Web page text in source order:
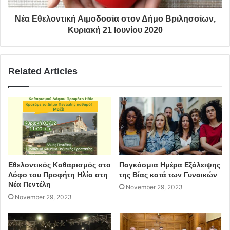
Για τις δηλώσεις του πρώην Δημαρχου Πεντέλης κ.
Δημήτρη Στεργίου Καψάλη σχετικά δείτεΕΔΩ
ΠΗΓΗ: enypografa.gr
Αντιδράσεις καθαριότητα
αστυνομία Δημαρχείο
Οικονομική Επιτροπή ιδιωτικοποίηση
πεντέλη
Νέα Εθελοντική Αιμοδοσία στον Δήμο Βριλησσίων,
Κυριακή 21 Ιουνίου 2020
Related Articles
Εθελοντικός Καθαρισμός στο
Λόφο του Προφήτη Ηλία στη
Νέα Πεντέλη
November 29, 2023
Παγκόσμια Ημέρα Εξάλειψης
της Βίας κατά των Γυναικών
November 29, 2023